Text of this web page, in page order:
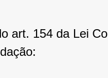
art. 154 da Lei